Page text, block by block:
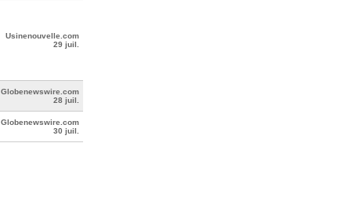
Usinenouvelle.com
29 juil.
Globenewswire.com
28 juil.
Globenewswire.com
30 juil.